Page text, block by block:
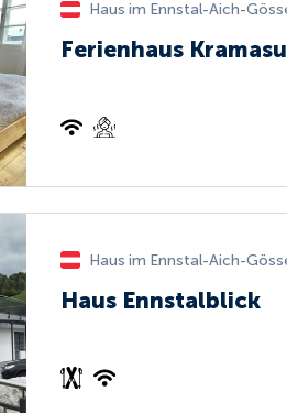
Haus im Ennstal-Aich-
Ferienhaus
Haus im Ennstal-Aich-
Haus Ennstalblick